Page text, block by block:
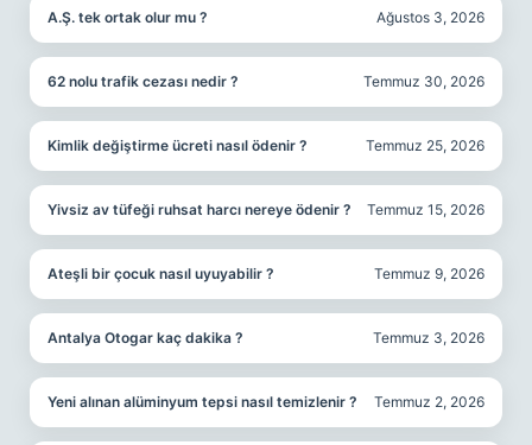
A.Ş. tek ortak olur mu ? Ağustos 3, 2026
62 nolu trafik cezası nedir ? Temmuz 30, 2026
Kimlik değiştirme ücreti nasıl ödenir ? Temmuz 25, 2026
Yivsiz av tüfeği ruhsat harcı nereye ödenir ? Temmuz 15, 2026
Ateşli bir çocuk nasıl uyuyabilir ? Temmuz 9, 2026
Antalya Otogar kaç dakika ? Temmuz 3, 2026
Yeni alınan alüminyum tepsi nasıl temizlenir ? Temmuz 2, 2026